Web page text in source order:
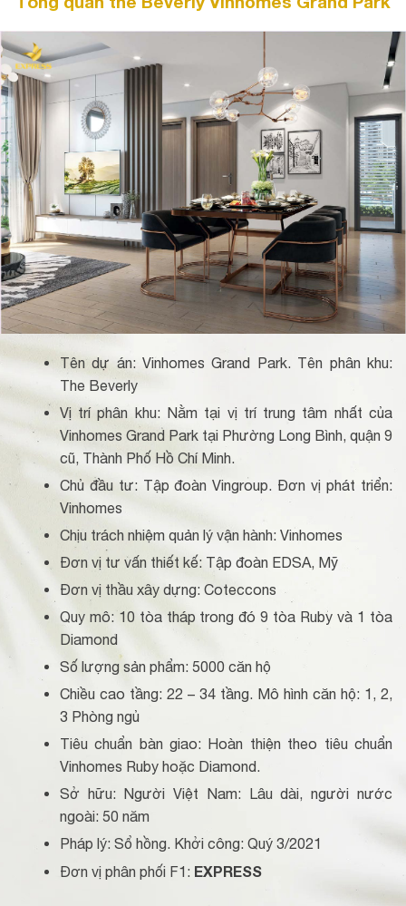
Tên dự án: Vinhomes Grand Park. Tên phân khu:
The Beverly
Vị trí phân khu: Nằm tại vị trí trung tâm nhất của
Vinhomes Grand Park tại Phường Long Bình, quận 9
cũ, Thành Phố Hồ Chí Minh.
Chủ đầu tư: Tập đoàn Vingroup. Đơn vị phát triển:
Vinhomes
Chịu trách nhiệm quản lý vận hành: Vinhomes
Đơn vị tư vấn thiết kế: Tập đoàn EDSA, Mỹ
Đơn vị thầu xây dựng: Coteccons
Quy mô: 10 tòa tháp trong đó 9 tòa Ruby và 1 tòa
Diamond
Số lượng sản phẩm: 5000 căn hộ
Chiều cao tầng: 22 – 34 tầng. Mô hình căn hộ: 1, 2,
3 Phòng ngủ
Tiêu chuẩn bàn giao: Hoàn thiện theo tiêu chuẩn
Vinhomes Ruby hoặc Diamond.
Sở hữu: Người Việt Nam: Lâu dài, người nước
ngoài: 50 năm
Pháp lý: Sổ hồng. Khởi công: Quý 3/2021
Đơn vị phân phối F1: EXPRESS